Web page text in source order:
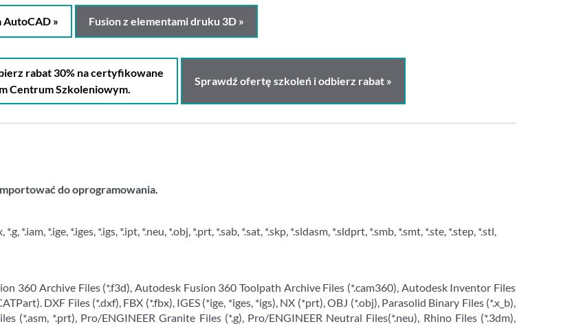
AutoCAD » Fusion z elementami druku 3D »
rabat 30% na certyfikowane
Centrum Szkoleniowym.
Sprawdź ofertę szkoleń i odbierz rabat »
do oprogramowania.
*.iam, *.ige, *.iges, *.igs, *.ipt, *.neu, *.obj, *.prt, *.sab, *.sat, *.skp, *.sldasm, *.sldprt, *.smb, *.smt, *.ste, *.step, *.stl,
360 Archive Files (*.f3d), Autodesk Fusion 360 Toolpath Archive Files (*.cam360), Autodesk Inventor Files
DXF Files (*.dxf), FBX (*.fbx), IGES (*ige, *iges, *igs), NX (*prt), OBJ (*.obj), Parasolid Binary Files (*.x_b),
(*.asm, *.prt), Pro/ENGINEER Granite Files (*.g), Pro/ENGINEER Neutral Files(*.neu), Rhino Files (*.3dm),